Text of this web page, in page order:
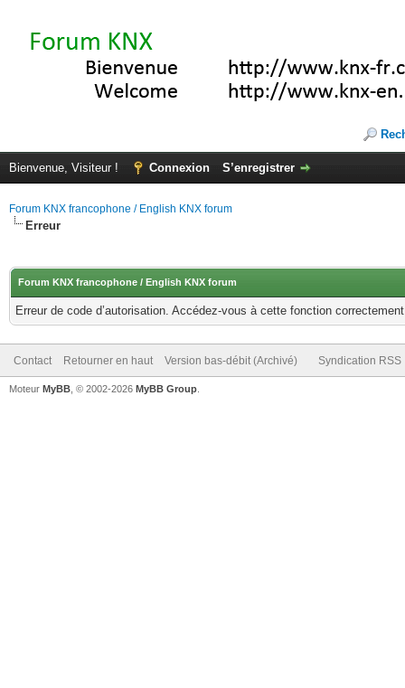
Bienvenue, Visiteur ! Connexion S’enregistrer
Forum KNX francophone / English KNX forum
Erreur
Forum KNX francophone / English KNX forum
Erreur de code d’autorisation. Accédez-vous à cette fonction
Contact Retourner en haut Version bas-débit (Archivé) Syndication RSS
Moteur MyBB , © 2002-2026 MyBB Group